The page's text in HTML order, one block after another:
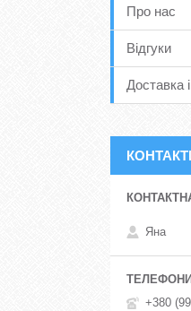
Про нас
Відгуки
Доставка
Яна
+380